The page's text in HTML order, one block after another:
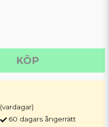
KÖP
(vardagar)
60 dagars ångerrätt